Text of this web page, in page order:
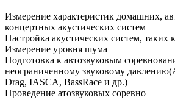
Измерение характеристик домашних,
концертных акустических систем
Настройка акустических систем, таких
Измерение уровня шума
Подготовка к автозвуковым
неограниченному звуковому
Drag, IASCA, BassRace и др.)
Проведение атозвуковых соревно